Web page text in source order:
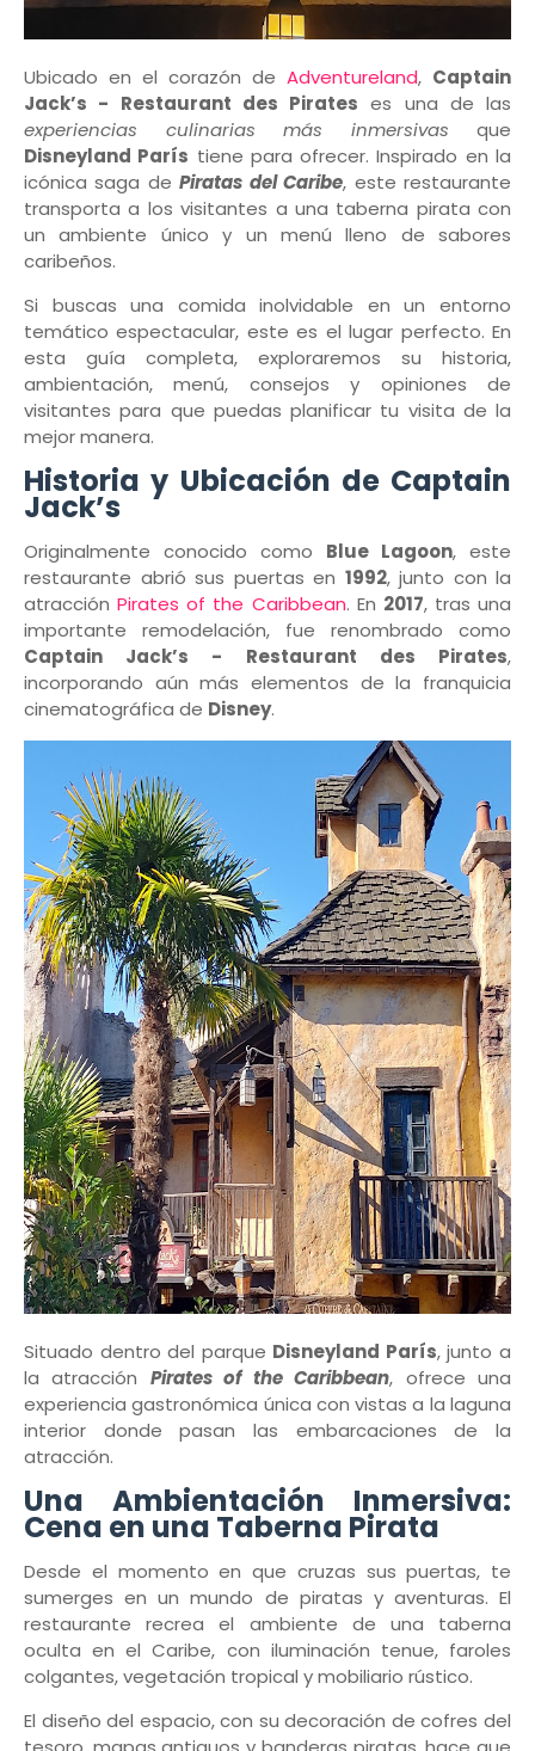
Ubicado en el corazón de Adventureland, Captain
Jack’s - Restaurant des Pirates es una de las
experiencias culinarias más inmersivas que
Disneyland París tiene para ofrecer. Inspirado en la
icónica saga dePiratas del Caribe, este restaurante
transporta a los visitantes a una taberna pirata con
un ambiente único y un menú lleno de sabores
caribeños.
Si buscas una comida inolvidable en un entorno
temático espectacular, este es el lugar perfecto. En
esta guía completa, exploraremos su historia,
ambientación, menú, consejos y opiniones de
visitantes para que puedas planificar tu visita de la
mejor manera.
Historia y Ubicación de Captain
Jack’s
Originalmente conocido como Blue Lagoon, este
restaurante abrió sus puertas en 1992, junto con la
atracciónPirates of the Caribbean. En 2017, tras una
importante remodelación, fue renombrado como
Captain Jack’s - Restaurant des Pirates,
incorporando aún más elementos de la franquicia
cinematográfica de Disney.
Situado dentro del parque Disneyland París, junto a
la atracción Pirates of the Caribbean, ofrece una
experiencia gastronómica única con vistas a la laguna
interior donde pasan las embarcaciones de la
atracción.
Una Ambientación Inmersiva:
Cena en una Taberna Pirata
Desde el momento en que cruzas sus puertas, te
sumerges en un mundo de piratas y aventuras. El
restaurante recrea el ambiente de una taberna
oculta en el Caribe, con iluminación tenue, faroles
colgantes, vegetación tropical y mobiliario rústico.
El diseño del espacio, con su decoración de cofres del